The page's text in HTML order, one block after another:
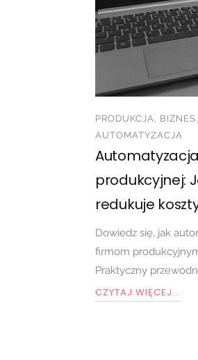
PRODUKCJA, BIZNES,
AUTOMATYZACJA
produkcyjnej:
redukuje
Dowiedz się, jak
firmom
Praktyczny
CZYTAJ WIĘCEJ...